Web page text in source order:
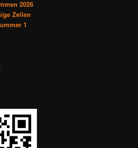
2026
Zeilen
1